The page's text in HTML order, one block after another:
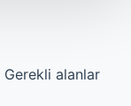
Gerekli alanlar